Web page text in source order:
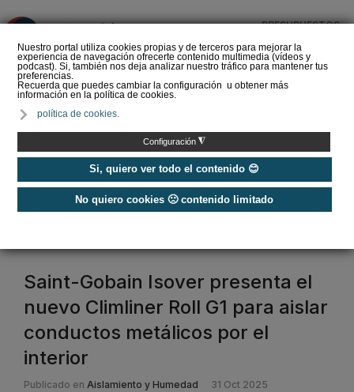
Nuestro portal utiliza cookies propias y de terceros para mejorar la
experiencia de navegación ofrecerte contenido multimedia (vídeos y
podcast). Si, también nos deja analizar nuestro tráfico para mantener tus
preferencias.
Recuerda que puedes cambiar la configuración u obtener más
información en la política de cookies.
política de cookies.
Configuración ◮
Si, quiero ver todo el contenido 😊
No quiero cookies 🙁 contenido limitado
PRESUPUESTOS
Global Services, un
nuevo estándar en s…
Lana mineral
Saint-Gobain Isover presenta el
nuevo Climliner Roll G1 para aislar
conductos metálicos por el
interior
Publicado en Aislamiento y Humedad 31 Oct 2025